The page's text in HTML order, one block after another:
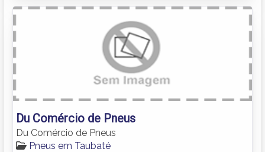
Du Comércio de Pneus
Du Comércio de Pneus
Pneus em Taubaté